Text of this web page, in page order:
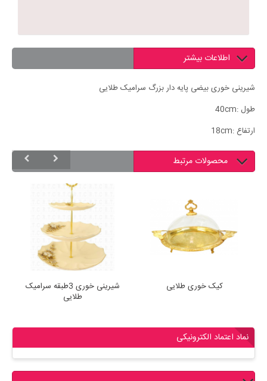
اطلاعات بیشتر
شیرینی خوری بیضی پایه دار بزرگ سرامیک طلایی
طول :40cm
ارتفاع :18cm
محصولات مرتبط
شیرینی خوری 3طبقه سرامیک
طلایی
کیک خوری طلایی
نماد اعتماد الکترونیکی